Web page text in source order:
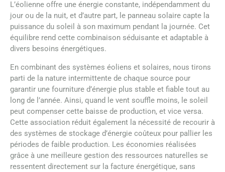
L’éolienne offre une énergie constante, indépendamment du
jour ou de la nuit, et d’autre part, le panneau solaire capte la
puissance du soleil à son maximum pendant la journée. Cet
équilibre rend cette combinaison séduisante et adaptable à
divers besoins énergétiques.
En combinant des systèmes éoliens et solaires, nous tirons
parti de la nature intermittente de chaque source pour
garantir une fourniture d’énergie plus stable et fiable tout au
long de l’année. Ainsi, quand le vent souffle moins, le soleil
peut compenser cette baisse de production, et vice versa.
Cette association réduit également la nécessité de recourir à
des systèmes de stockage d’énergie coûteux pour pallier les
périodes de faible production. Les économies réalisées
grâce à une meilleure gestion des ressources naturelles se
ressentent directement sur la facture énergétique, sans